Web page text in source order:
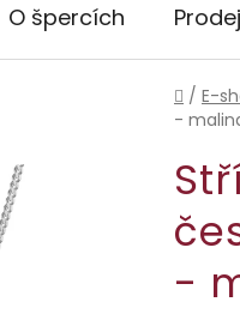
O špercích
Domů
/ E-
-
-